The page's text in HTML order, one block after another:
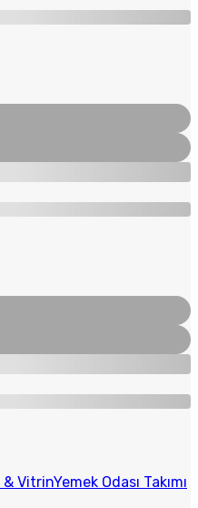
& VitrinYemek Odası Takımı